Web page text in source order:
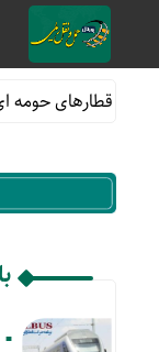
از قطارهای حومه